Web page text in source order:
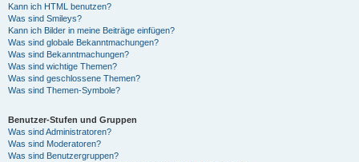
Kann ich HTML benutzen?
Was sind Smileys?
Kann ich Bilder in meine Beiträge einfügen?
Was sind globale Bekanntmachungen?
Was sind Bekanntmachungen?
Was sind wichtige Themen?
Was sind geschlossene Themen?
Was sind Themen-Symbole?
Benutzer-Stufen und Gruppen
Was sind Administratoren?
Was sind Moderatoren?
Was sind Benutzergruppen?